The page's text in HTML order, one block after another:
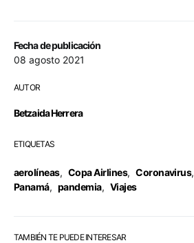
Fecha de publicación
08 agosto 2021
AUTOR
Betzaida Herrera
ETIQUETAS
aerolíneas, Copa Airlines, Coronavirus,
Panamá, pandemia, Viajes
TAMBIÉN TE PUEDE INTERESAR